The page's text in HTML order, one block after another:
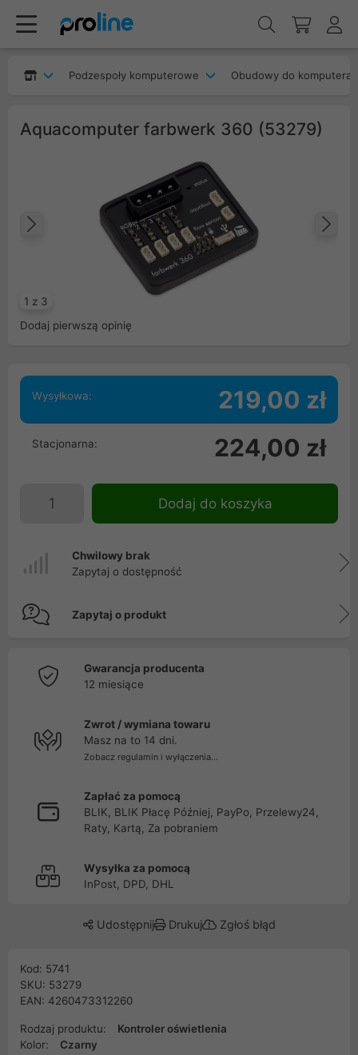
Podzespoły komputerowe Obudowy do komputera
Aquacomputer farbwerk 360 (53279)
1 z 3
Poprzedni
Dodaj pierwszą opinię
Wysyłkowa: 219,00 zł
Stacjonarna: 224,00 zł
Dodaj do koszyka
Chwilowy brak
Zapytaj o dostępność
Zapytaj o produkt
Gwarancja producenta
12 miesiące
Zwrot / wymiana towaru
Masz na to 14 dni.
Zobacz regulamin i wyłączenia...
Zapłać za pomocą
BLIK, BLIK Płacę Później, PayPo, Przelewy24,
Raty, Kartą, Za pobraniem
Wysyłka za pomocą
InPost, DPD, DHL
Udostępnij Drukuj Zgłoś błąd
Kod: 5741
SKU: 53279
EAN: 4260473312260
Rodzaj produktu:
Kontroler oświetlenia
Kolor:
Czarny